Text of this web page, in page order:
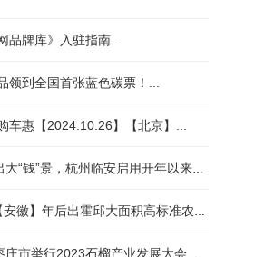
品牌库》入驻指南...
领到全国首张蓝色碳票！...
车惠【2024.10.26】【北京】...
钱”景，杭州临安启用开年以来最大光伏项目...
出霍邱大面积高标准农田，有需求的提前预定。政府直签。...
市举行2023石榴产业发展大会...